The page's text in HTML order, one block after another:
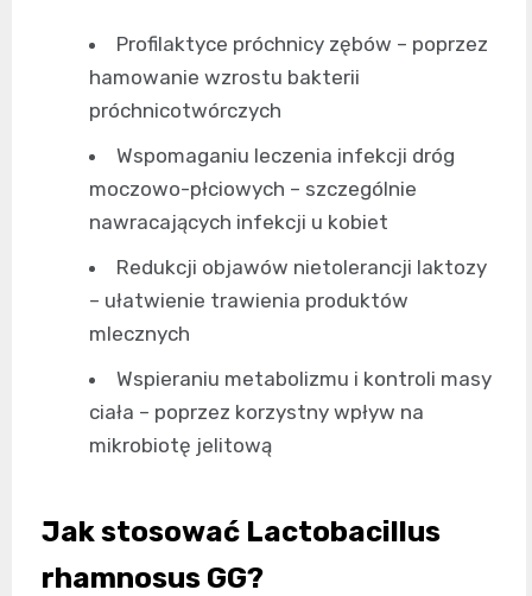
Profilaktyce próchnicy zębów – poprzez
hamowanie wzrostu bakterii
próchnicotwórczych
Wspomaganiu leczenia infekcji dróg
moczowo-płciowych – szczególnie
nawracających infekcji u kobiet
Redukcji objawów nietolerancji laktozy
– ułatwienie trawienia produktów
mlecznych
Wspieraniu metabolizmu i kontroli masy
ciała – poprzez korzystny wpływ na
mikrobiotę jelitową
Jak stosować Lactobacillus
rhamnosus GG?